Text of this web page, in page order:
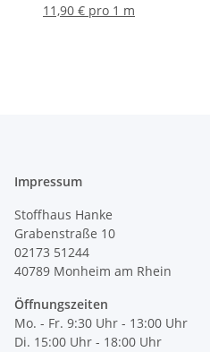
11,90 € pro 1 m
Impressum
Stoffhaus Hanke
Grabenstraße 10
02173 51244
40789 Monheim am Rhein
Öffnungszeiten
Mo. - Fr. 9:30 Uhr - 13:00 Uhr
Di. 15:00 Uhr - 18:00 Uhr